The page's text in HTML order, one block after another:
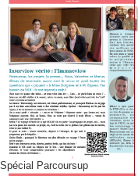
Spécial Parcoursup